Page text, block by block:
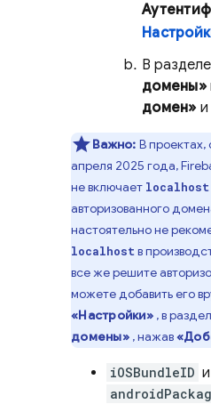
В разделе
домены»
домен»
Важно: В
апреля 2025 года,
не включает localhost
авторизованного
настоятельно не
localhost в
все же решите
можете добавить его
«Настройки», в
домены», нажав
iOSBundleID и